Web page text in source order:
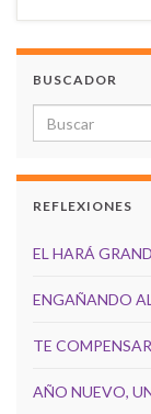
BUSCADOR
Search for:
REFLEXIONES
EL HARÁ
ENGAÑANDO
TE
AÑO NUEVO,